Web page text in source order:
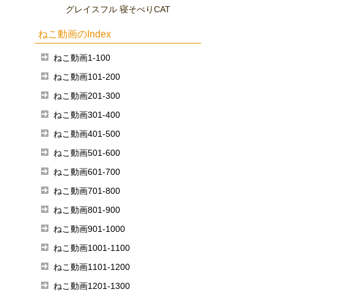
グレイスフル 寝そべりCAT
ねこ動画のIndex
ねこ動画1-100
ねこ動画101-200
ねこ動画201-300
ねこ動画301-400
ねこ動画401-500
ねこ動画501-600
ねこ動画601-700
ねこ動画701-800
ねこ動画801-900
ねこ動画901-1000
ねこ動画1001-1100
ねこ動画1101-1200
ねこ動画1201-1300